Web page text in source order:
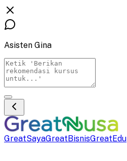
Asisten Gina
GreatSayaGreatBisnisGreatEdu